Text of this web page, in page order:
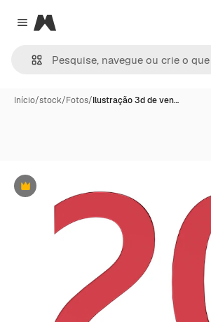
Close menu
Magnific
Início/stock/Fotos/Ilustração 3d de ven…
Premium